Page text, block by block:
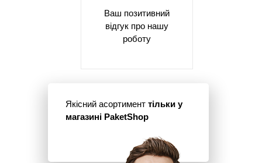
Ваш позитивний
відгук про нашу
роботу
Якісний асортимент тільки у
магазині PaketShop